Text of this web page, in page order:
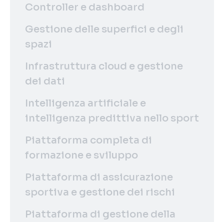
Controller e dashboard
Gestione delle superfici e degli
spazi
Infrastruttura cloud e gestione
dei dati
Intelligenza artificiale e
intelligenza predittiva nello sport
Piattaforma completa di
formazione e sviluppo
Piattaforma di assicurazione
sportiva e gestione dei rischi
Piattaforma di gestione della